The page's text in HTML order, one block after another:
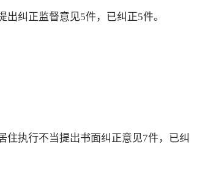
纠正监督意见5件，已纠正5件。
执行不当提出书面纠正意见7件，已纠